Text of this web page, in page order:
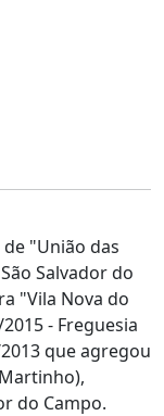
"União das
Salvador do
"Vila Nova do
- Freguesia
que agregou
do Campo.